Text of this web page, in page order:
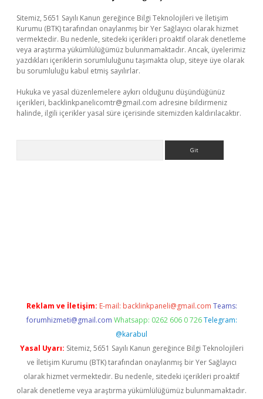
Sitemiz, 5651 Sayılı Kanun gereğince Bilgi Teknolojileri ve İletişim
Kurumu (BTK) tarafından onaylanmış bir Yer Sağlayıcı olarak hizmet
vermektedir. Bu nedenle, sitedeki içerikleri proaktif olarak denetleme
veya araştırma yükümlülüğümüz bulunmamaktadır. Ancak, üyelerimiz
yazdıkları içeriklerin sorumluluğunu taşımakta olup, siteye üye olarak
bu sorumluluğu kabul etmiş sayılırlar.
Hukuka ve yasal düzenlemelere aykırı olduğunu düşündüğünüz
içerikleri, backlinkpanelicomtr@gmail.com adresine bildirmeniz
halinde, ilgili içerikler yasal süre içerisinde sitemizden kaldırılacaktır.
Reklam ve İletişim: E-mail: backlinkpaneli@gmail.com Teams:
forumhizmeti@gmail.com Whatsapp: 0262 606 0 726 Telegram:
@karabul
Yasal Uyarı: Sitemiz, 5651 Sayılı Kanun gereğince Bilgi Teknolojileri
ve İletişim Kurumu (BTK) tarafından onaylanmış bir Yer Sağlayıcı
olarak hizmet vermektedir. Bu nedenle, sitedeki içerikleri proaktif
olarak denetleme veya araştırma yükümlülüğümüz bulunmamaktadır.